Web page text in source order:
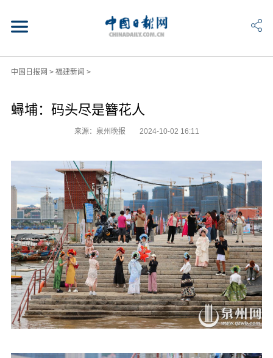
中国日报网 > 福建新闻 >
蟳埔：码头尽是簪花人
来源：泉州晚报 2024-10-02 16:11